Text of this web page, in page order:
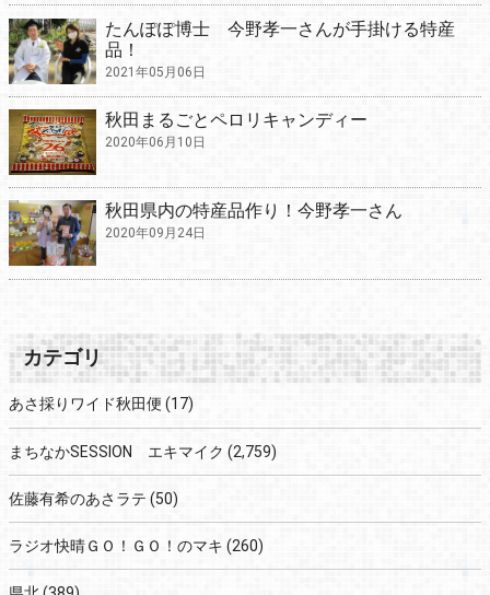
たんぽぽ博士 今野孝一さんが手掛ける特産
品！
2021年05月06日
秋田まるごとペロリキャンディー
2020年06月10日
秋田県内の特産品作り！今野孝一さん
2020年09月24日
カテゴリ
あさ採りワイド秋田便 (17)
まちなかSESSION エキマイク (2,759)
佐藤有希のあさラテ (50)
ラジオ快晴ＧＯ！ＧＯ！のマキ (260)